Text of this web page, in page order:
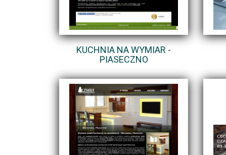
KUCHNIA NA WYMIAR -
PIASECZNO